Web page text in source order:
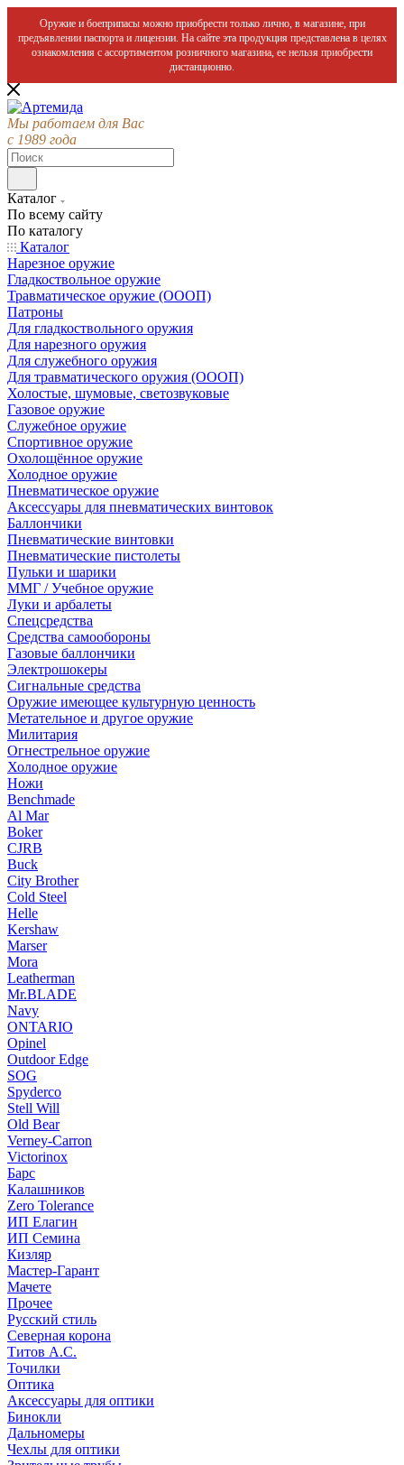
Оружие и боеприпасы можно приобрести только лично, в магазине, при
предъявлении паспорта и лицензии. На сайте эта продукция представлена в целях
ознакомления с ассортиментом розничного магазина, ее нельзя приобрести
дистанционно.
Мы работаем для Вас
с 1989 года
Каталог
По всему сайту
По каталогу
Каталог
Нарезное оружие
Гладкоствольное оружие
Травматическое оружие (ОООП)
Патроны
Для гладкоствольного оружия
Для нарезного оружия
Для служебного оружия
Для травматического оружия (ОООП)
Холостые, шумовые, светозвуковые
Газовое оружие
Служебное оружие
Спортивное оружие
Охолощённое оружие
Холодное оружие
Пневматическое оружие
Аксессуары для пневматических винтовок
Баллончики
Пневматические винтовки
Пневматические пистолеты
Пульки и шарики
ММГ / Учебное оружие
Луки и арбалеты
Спецсредства
Средства самообороны
Газовые баллончики
Электрошокеры
Сигнальные средства
Оружие имеющее культурную ценность
Метательное и другое оружие
Милитария
Огнестрельное оружие
Холодное оружие
Ножи
Benchmade
Al Mar
Boker
CJRB
Buck
City Brother
Cold Steel
Helle
Kershaw
Marser
Mora
Leatherman
Mr.BLADE
Navy
ONTARIO
Opinel
Outdoor Edge
SOG
Spyderco
Stell Will
Old Bear
Verney-Carron
Victorinox
Барс
Калашников
Zero Tolerance
ИП Елагин
ИП Семина
Кизляр
Мастер-Гарант
Мачете
Прочее
Русский стиль
Северная корона
Титов А.С.
Точилки
Оптика
Аксессуары для оптики
Бинокли
Дальномеры
Чехлы для оптики